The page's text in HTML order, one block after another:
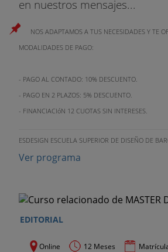
en nuestros mensajes...
NOS ADAPTAMOS A TUS NECESIDADES Y TE
MODALIDADES DE PAGO:
- PAGO AL CONTADO: 10% DESCUENTO.
- PAGO EN 2 PLAZOS: 5% DESCUENTO.
- FINANCIACIóN 12 CUOTAS SIN INTERESES.
ESDESIGN ESCUELA SUPERIOR DE DISEÑO DE
Ver programa
EDITORIAL
Online 12 Meses